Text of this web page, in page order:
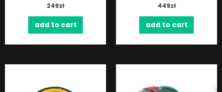
249zł
add to cart
449zł
add to cart